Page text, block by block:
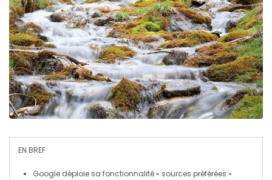
EN BREF
Google déploie sa fonctionnalité« sources préférées »